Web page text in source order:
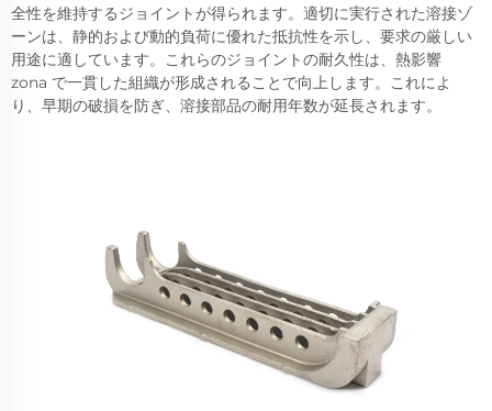
全性を維持するジョイントが得られます。適切に実行された溶接ゾ
ーンは、静的および動的負荷に優れた抵抗性を示し、要求の厳しい
用途に適しています。これらのジョイントの耐久性は、熱影響
zona で一貫した組織が形成されることで向上します。これによ
り、早期の破損を防ぎ、溶接部品の耐用年数が延長されます。